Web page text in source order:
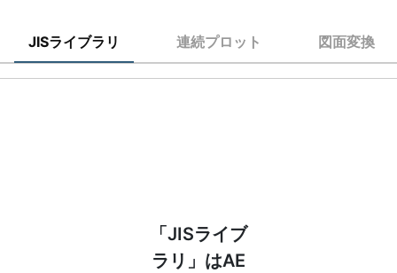
JISライブラリ 連続プロット 図面変換
「JISライブ
ラリ」はAE